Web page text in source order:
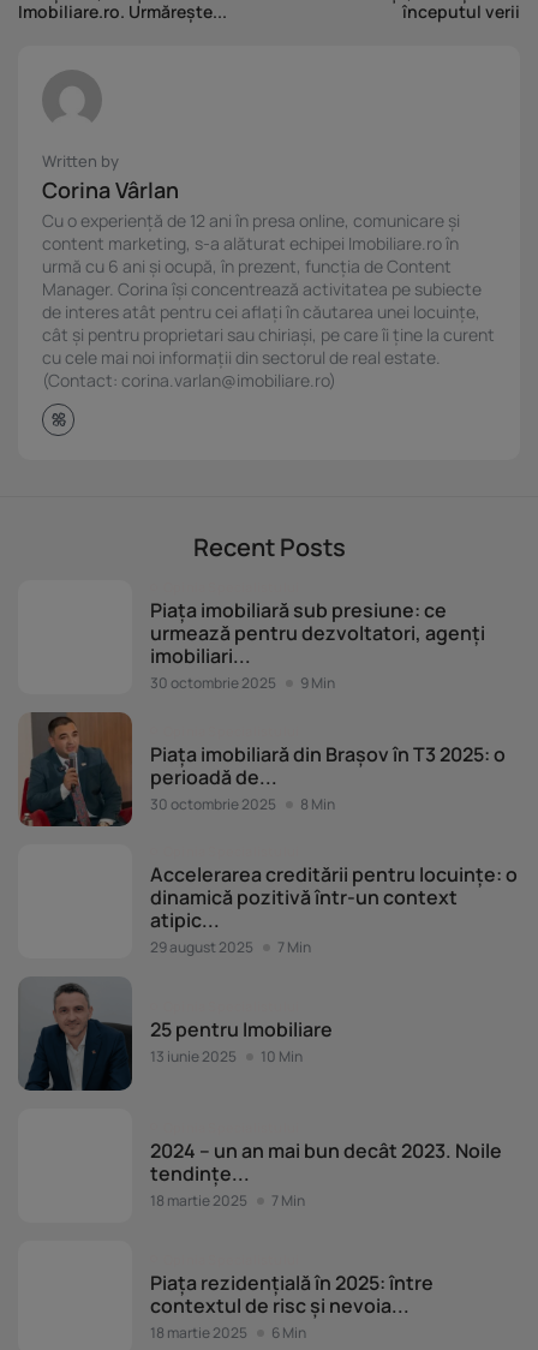
Imobiliare.ro. Urmărește...
începutul verii
Written by
Corina Vârlan
Cu o experiență de 12 ani în presa online, comunicare și
content marketing, s-a alăturat echipei Imobiliare.ro în
urmă cu 6 ani și ocupă, în prezent, funcția de Content
Manager. Corina își concentrează activitatea pe subiecte
de interes atât pentru cei aflați în căutarea unei locuințe,
cât și pentru proprietari sau chiriași, pe care îi ține la curent
cu cele mai noi informații din sectorul de real estate.
(Contact: corina.varlan@imobiliare.ro)
Recent Posts
Piața imobiliară sub presiune: ce
urmează pentru dezvoltatori, agenți
imobiliari...
30 octombrie 2025 9 Min
Piața imobiliară din Brașov în T3 2025: o
perioadă de...
30 octombrie 2025 8 Min
Accelerarea creditării pentru locuințe: o
dinamică pozitivă într-un context
atipic...
29 august 2025 7 Min
25 pentru Imobiliare
13 iunie 2025 10 Min
2024 – un an mai bun decât 2023. Noile
tendințe...
18 martie 2025 7 Min
Piața rezidențială în 2025: între
contextul de risc și nevoia...
18 martie 2025 6 Min